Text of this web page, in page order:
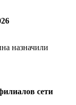
сети